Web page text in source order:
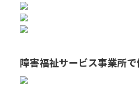
障害福祉サービス事業所で